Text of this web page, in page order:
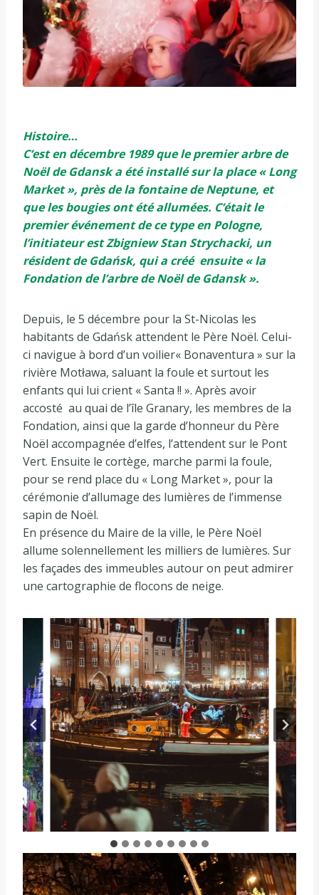
Histoire…
C’est en décembre 1989 que le premier arbre de
Noël de Gdansk a été installé sur la place « Long
Market », près de la fontaine de Neptune, et
que les bougies ont été allumées. C’était le
premier événement de ce type en Pologne,
l’initiateur est Zbigniew Stan Strychacki, un
résident de Gdańsk, qui a créé ensuite « la
Fondation de l’arbre de Noël de Gdansk ».
Depuis, le 5 décembre pour la St-Nicolas les
habitants de Gdańsk attendent le Père Noël. Celui-
ci navigue à bord d’un voilier« Bonaventura » sur la
rivière Motława, saluant la foule et surtout les
enfants qui lui crient « Santa !! ». Après avoir
accosté au quai de l’île Granary, les membres de la
Fondation, ainsi que la garde d’honneur du Père
Noël accompagnée d’elfes, l’attendent sur le Pont
Vert. Ensuite le cortège, marche parmi la foule,
pour se rend place du « Long Market », pour la
cérémonie d’allumage des lumières de l’immense
sapin de Noël.
En présence du Maire de la ville, le Père Noël
allume solennellement les milliers de lumières. Sur
les façades des immeubles autour on peut admirer
une cartographie de flocons de neige.